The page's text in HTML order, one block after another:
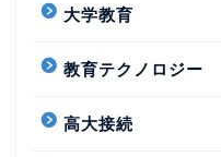
大学教育
教育テクノロジー
高大接続